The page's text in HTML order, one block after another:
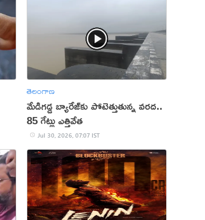
తెలంగాణ
మేడిగడ్డ బ్యారేజ్‌కు పోటెత్తుతున్న వరద..
85 గేట్లు ఎత్తివేత
Jul 30, 2026, 07:07 IST